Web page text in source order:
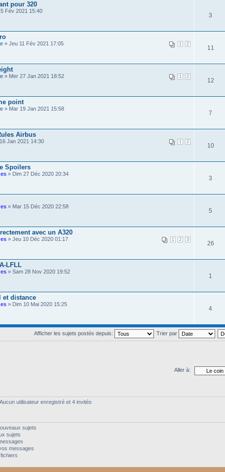
pour 320
Fév 2021 15:40
3
1 2
» Jeu 11 Fév 2021 17:05
11
1 2
» Mer 27 Jan 2021 18:52
12
point
» Mar 19 Jan 2021 15:58
7
Airbus
1 2
Jan 2021 14:30
10
Spoilers
» Dim 27 Déc 2020 20:34
3
» Mar 15 Déc 2020 22:58
5
avec un A320
1 2 3
» Jeu 10 Déc 2020 01:17
26
LFLL
» Sam 28 Nov 2020 19:52
1
et distance
» Dim 10 Mai 2020 15:25
4
Afficher les sujets postés depuis: Trier par
Aller à:
utilisateur enregistré et 4 invités
sujets
sujets
messages